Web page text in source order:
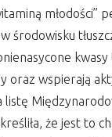
młodości”
środowisku
kwasy
wspierają
że jest to